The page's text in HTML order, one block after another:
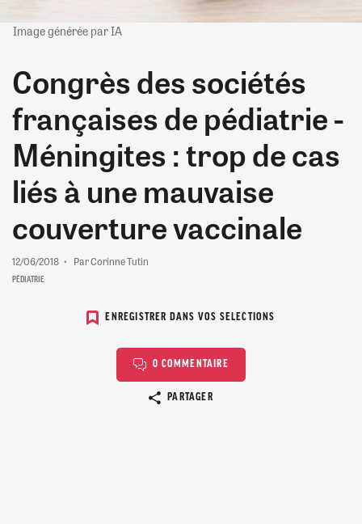
Image générée par IA
Congrès des sociétés
françaises de pédiatrie -
Méningites : trop de cas
liés à une mauvaise
couverture vaccinale
12/06/2018 Par Corinne Tutin
PÉDIATRIE
ENREGISTRER DANS VOS SELECTIONS
0 COMMENTAIRE
PARTAGER